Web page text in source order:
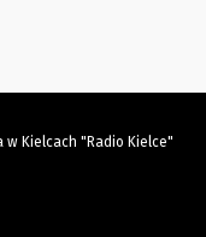
w Kielcach "Radio Kielce"